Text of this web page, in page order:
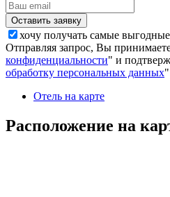
хочу получать самые
Отправляя запрос, Вы
конфиденциальности" и
обработку персональных данных"
Отель на карте
Расположение на